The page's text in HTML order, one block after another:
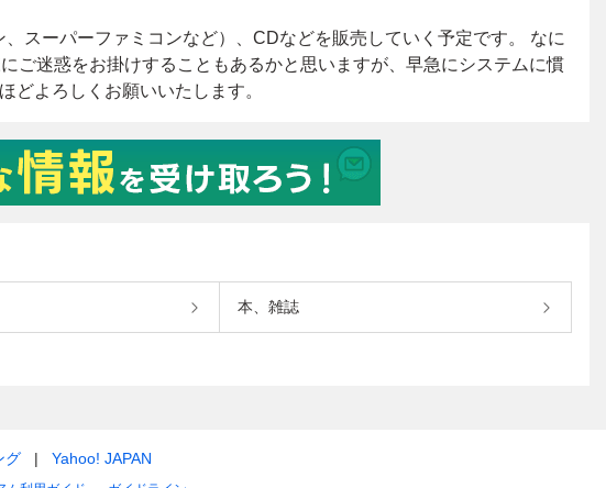
本、雑誌
グ Yahoo! JAPAN